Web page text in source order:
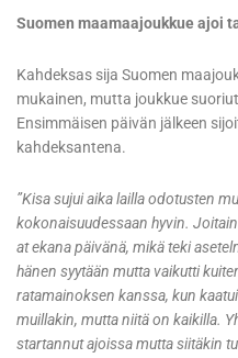
Suomen maamaajoukkue ajoi
Kahdeksas sija Suomen
mukainen, mutta joukkue
Ensimmäisen päivän jälkeen
kahdeksantena.
”Kisa sujui aika lailla odotusten
kokonaisuudessaan hyvin.
at ekana päivänä, mikä teki
hänen syytään mutta vaikutti
ratamainoksen kanssa, kun
muillakin, mutta niitä on kaikilla.
startannut ajoissa mutta siitäkin